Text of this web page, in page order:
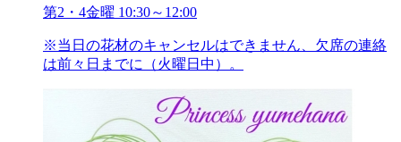
第2・4金曜 10:30～12:00
※当日の花材のキャンセルはできません、欠席の連絡
は前々日までに（火曜日中）。